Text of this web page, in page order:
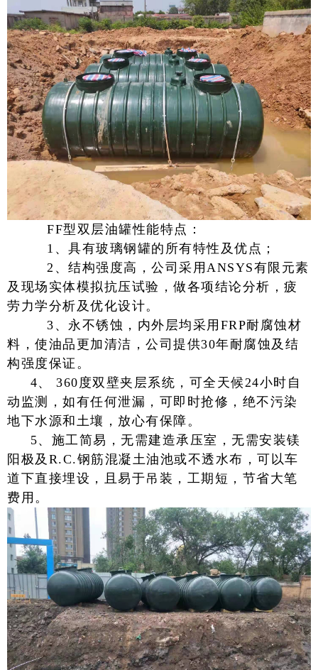
FF型双层油罐性能特点：
1、具有玻璃钢罐的所有特性及优点；
2、结构强度高，公司采用ANSYS有限元素
及现场实体模拟抗压试验，做各项结论分析，疲
劳力学分析及优化设计。
3、永不锈蚀，内外层均采用FRP耐腐蚀材
料，使油品更加清洁，公司提供30年耐腐蚀及结
构强度保证。
4、 360度双壁夹层系统，可全天候24小时自
动监测，如有任何泄漏，可即时抢修，绝不污染
地下水源和土壤，放心有保障。
5、施工简易，无需建造承压室，无需安装镁
阳极及R.C.钢筋混凝土油池或不透水布，可以车
道下直接埋设，且易于吊装，工期短，节省大笔
费用。